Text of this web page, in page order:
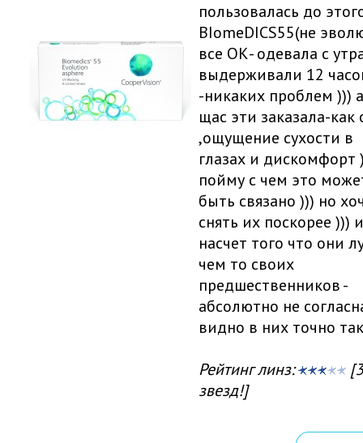
пользовалась до
BIоmeDICS55(не
все ОК- одевала с
выдерживали 12
-никаких проблем )))
щас эти заказала-как
,ощущение сухости в
глазах и дискомфорт
пойму с чем это
быть связано ))) но
снять их поскорее ))) и
насчет того что они
чем то своих
предшественников -
абсолютно не
видно в них точно
Рейтинг линз:
звезд!]